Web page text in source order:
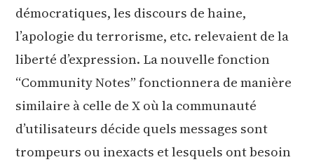
démocratiques, les discours de haine,
l’apologie du terrorisme, etc. relevaient de la
liberté d’expression. La nouvelle fonction
“Community Notes” fonctionnera de manière
similaire à celle de X où la communauté
d’utilisateurs décide quels messages sont
trompeurs ou inexacts et lesquels ont besoin